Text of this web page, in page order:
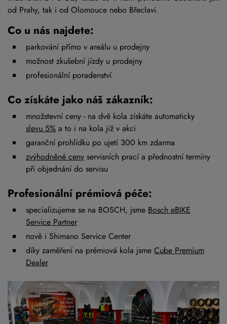
od Prahy, tak i od Olomouce nebo Břeclavi.
Co u nás najdete:
parkování přímo v areálu u prodejny
možnost zkušební jízdy u prodejny
profesionální poradenství
Co získáte jako náš zákazník:
množstevní ceny - na dvě kola získáte automaticky
slevu 5% a to i na kola již v akci
garanční prohlídku po ujetí 300 km zdarma
zvýhodněné ceny servisních prací a přednostní termíny
při objednání do servisu
Profesionální prémiová péče:
specializujeme se na BOSCH, jsme Bosch eBIKE
Service Partner
nově i Shimano Service Center
díky zaměření na prémiová kola jsme Cube Premium
Dealer